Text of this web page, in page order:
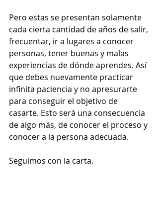
Pero estas se presentan solamente
cada cierta cantidad de años de salir,
frecuentar, ir a lugares a conocer
personas, tener buenas y malas
experiencias de dónde aprendes. Así
que debes nuevamente practicar
infinita paciencia y no apresurarte
para conseguir el objetivo de
casarte. Esto será una consecuencia
de algo más, de conocer el proceso y
conocer a la persona adecuada.
Seguimos con la carta.